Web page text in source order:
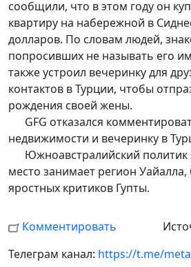
сообщили, что в этом году он
квартиру на набережной в
долларов. По словам людей,
попросивших не называть его
также устроил вечеринку для
контактов в Турции, чтобы
рождения своей жены.
GFG отказался
недвижимости и вечеринку в
Южноавстралийский политик
место занимает регион
яростных критиков Гупты.
Комментировать
Телеграм канал: https://t.me/